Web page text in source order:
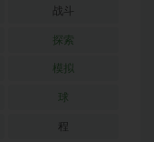
战斗
探索
模拟
球
程